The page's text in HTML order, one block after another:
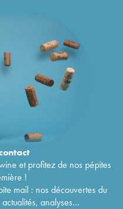
et profitez de nos pépites
!
mail : nos découvertes du
analyses...